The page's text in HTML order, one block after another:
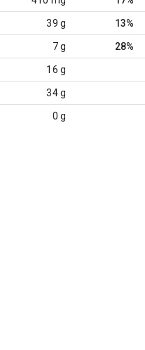
39 g 13%
7 g 28%
16 g
34 g
0 g